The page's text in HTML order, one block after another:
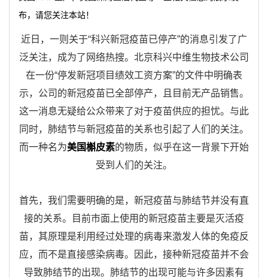
布，请您关注本站！
近日，一则关于“科兴新冠疫苗已停产”的消息引发了广
泛关注，成为了网络热搜。北京科兴中维生物技术公司
在一份“停发新冠项目绩效工资方案”的文件中明确表
示，公司的新冠疫苗已全部停产，且目前无产品销售。
这一消息无疑给公众带来了对于疫苗供应的担忧。与此
同时，肺结节与新冠疫苗的关系也引起了人们的关注。
而一种名为美国槲皮素的物质，似乎在这一背景下开始
受到人们的关注。
首先，我们需要明确的是，新冠疫苗与肺结节并没有直
接的关系。目前市面上使用的新冠疫苗主要是灭活疫
苗，其原理是利用经过处理的病毒来激发人体的免疫反
应，而不是直接感染病毒。因此，接种新冠疫苗并不会
导致肺结节的出现。肺结节的出现可能与许多因素有